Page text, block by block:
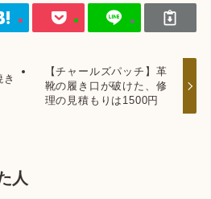
【チャールズパッチ】革
靴の履き口が破けた、修
理の見積もりは1500円
人